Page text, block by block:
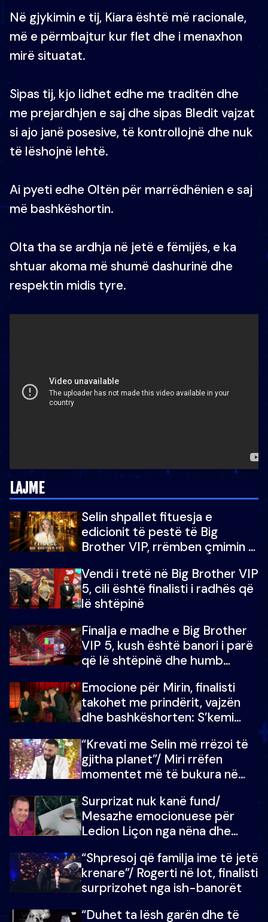
Në gjykimin e tij, Kiara është më racionale,
më e përmbajtur kur flet dhe i menaxhon
mirë situatat.
Sipas tij, kjo lidhet edhe me traditën dhe
me prejardhjen e saj dhe sipas Bledit vajzat
si ajo janë posesive, të kontrollojnë dhe nuk
të lëshojnë lehtë.
Ai pyeti edhe Oltën për marrëdhënien e saj
më bashkëshortin.
Olta tha se ardhja në jetë e fëmijës, e ka
shtuar akoma më shumë dashurinë dhe
respektin midis tyre.
LAJME
Selin shpallet fituesja e
edicionit të pestë të Big
Brother VIP, rrëmben çmimin e
Vendi i tretë në Big Brother VIP
5, cili është finalisti i radhës që
lë shtëpinë
Finalja e madhe e Big Brother
VIP 5, kush është banori i parë
që lë shtëpinë dhe humb
çmimin e madh
Emocione për Mirin, finalisti
takohet me prindërit, vajzën
dhe bashkëshorten: S’kemi
“Krevati me Selin më rrëzoi të
gjitha planet”/ Miri rrëfen
momentet më të bukura në
mungojë zilja e mëngjesit kur…
Surprizat nuk kanë fund/
Mesazhe emocionuese për
Ledion Liçon nga nëna dhe
mban dot lotët: Nuk meritoj…
“Shpresoj që familja ime të jetë
krenare”/ Rogerti në lot, finalisti
surprizohet nga ish-banorët
“Duhet ta lësh garën dhe të